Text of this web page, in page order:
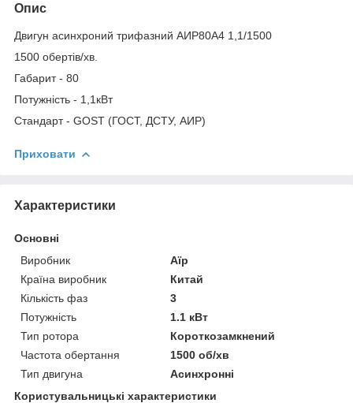
Опис
Двигун асинхроний трифазний АИР80А4 1,1/1500
1500 обертів/хв.
Габарит - 80
Потужність - 1,1кВт
Стандарт - GOST (ГОСТ, ДСТУ, АИР)
Приховати
Характеристики
Основні
Виробник
Аїр
Країна виробник
Китай
Кількість фаз
3
Потужність
1.1 кВт
Тип ротора
Короткозамкнений
Частота обертання
1500 об/хв
Тип двигуна
Асинхронні
Користувальницькі характеристики